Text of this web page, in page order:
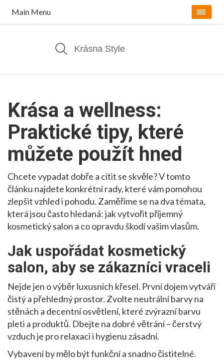
Main Menu
Krása a wellness:
Praktické tipy, které
můžete použít hned
Chcete vypadat dobře a cítit se skvěle? V tomto
článku najdete konkrétní rady, které vám pomohou
zlepšit vzhled i pohodu. Zaměříme se na dva témata,
která jsou často hledaná: jak vytvořit příjemný
kosmetický salon a co opravdu škodí vašim vlasům.
Jak uspořádat kosmetický
salon, aby se zákazníci vraceli
Nejde jen o výběr luxusních křesel. První dojem vytváří
čistý a přehledný prostor. Zvolte neutrální barvy na
stěnách a decentní osvětlení, které zvýrazní barvu
pleti a produktů. Dbejte na dobré větrání – čerstvý
vzduch je pro relaxaci i hygienu zásadní.
Vybavení by mělo být funkční a snadno čistitelné.